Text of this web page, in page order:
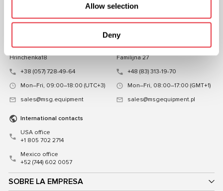
Allow selection
Deny
SOBRE LA EMPRESA
Ucrania, Kiev 03039, calle Mykoly
Hrinchenka18
+38 (057) 728-49-64
Mon–Fri, 09:00–18:00 (UTC+3)
sales@msg.equipment
Polonia, Varsovia 03-120, calle
Familijna 27
+48 (83) 313-19-70
Mon–Fri, 08:00–17:00 (GMT+1)
sales@msgequipment.pl
International contacts
USA office
+1 805 702 2714
Mexico office
+52 (744) 602 0057